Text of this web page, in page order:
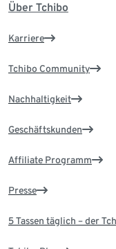
Über Tchibo
Karriere
Tchibo Community
Nachhaltigkeit
Geschäftskunden
Affiliate Programm
Presse
5 Tassen täglich – der